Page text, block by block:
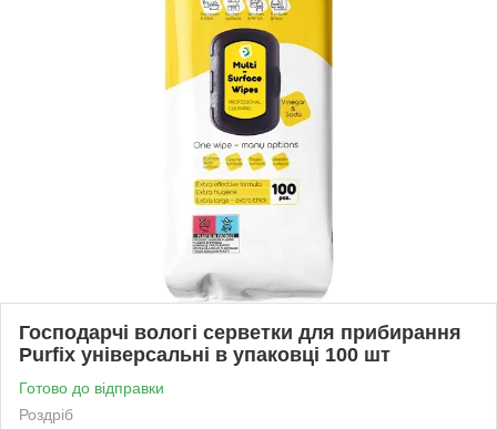
Господарчі вологі серветки для прибирання
Purfix універсальні в упаковці 100 шт
Готово до відправки
Роздріб